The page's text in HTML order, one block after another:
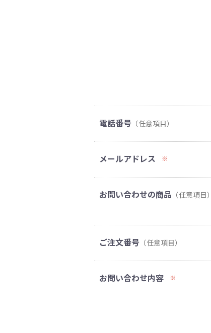
電話番号 （任意項目）
メールアドレス ※
お問い合わせの商品 （任意項目）
ご注文番号 （任意項目）
お問い合わせ内容 ※